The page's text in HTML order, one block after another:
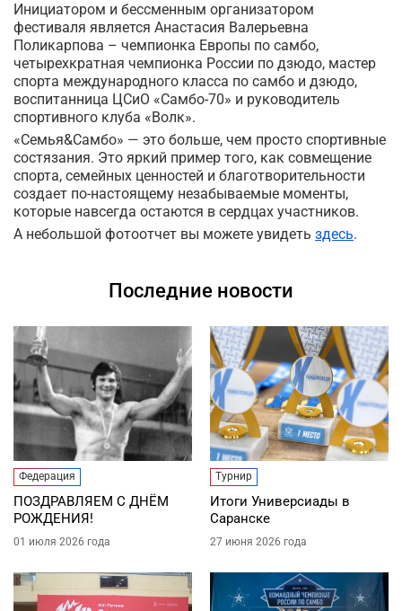
Инициатором и бессменным организатором
фестиваля является Анастасия Валерьевна
Поликарпова – чемпионка Европы по самбо,
четырехкратная чемпионка России по дзюдо, мастер
спорта международного класса по самбо и дзюдо,
воспитанница ЦСиО «Самбо-70» и руководитель
спортивного клуба «Волк».
«Семья&Самбо» — это больше, чем просто спортивные
состязания. Это яркий пример того, как совмещение
спорта, семейных ценностей и благотворительности
создает по-настоящему незабываемые моменты,
которые навсегда остаются в сердцах участников.
А небольшой фотоотчет вы можете увидеть здесь.
Последние новости
Федерация
ПОЗДРАВЛЯЕМ С ДНЁМ
РОЖДЕНИЯ!
01 июля 2026 года
Турнир
Итоги Универсиады в
Саранске
27 июня 2026 года